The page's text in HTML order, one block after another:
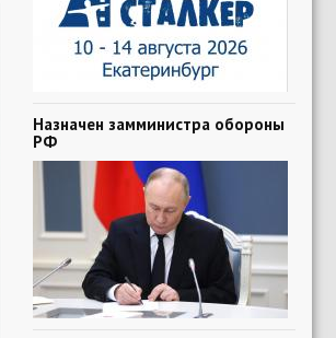
Назначен замминистра обороны
РФ